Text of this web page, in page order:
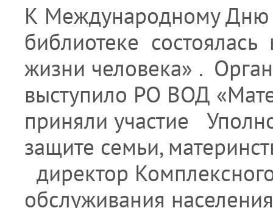
К Международному
библиотеке
жизни человека» .
выступило РО ВОД
приняли участие
защите семьи,
директор
обслуживания